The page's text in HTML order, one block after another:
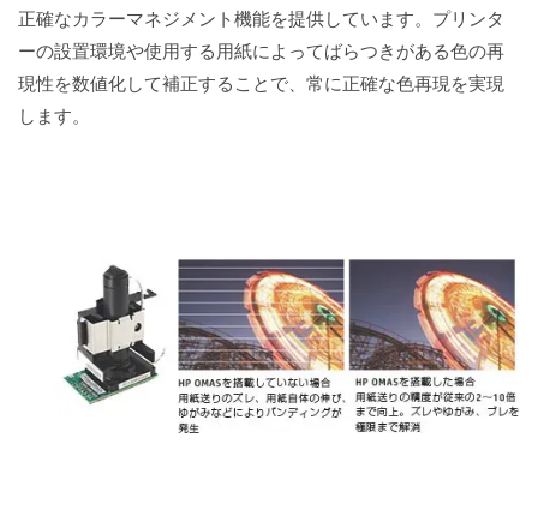
正確なカラーマネジメント機能を提供しています。プリンタ
ーの設置環境や使用する用紙によってばらつきがある色の再
現性を数値化して補正することで、常に正確な色再現を実現
します。